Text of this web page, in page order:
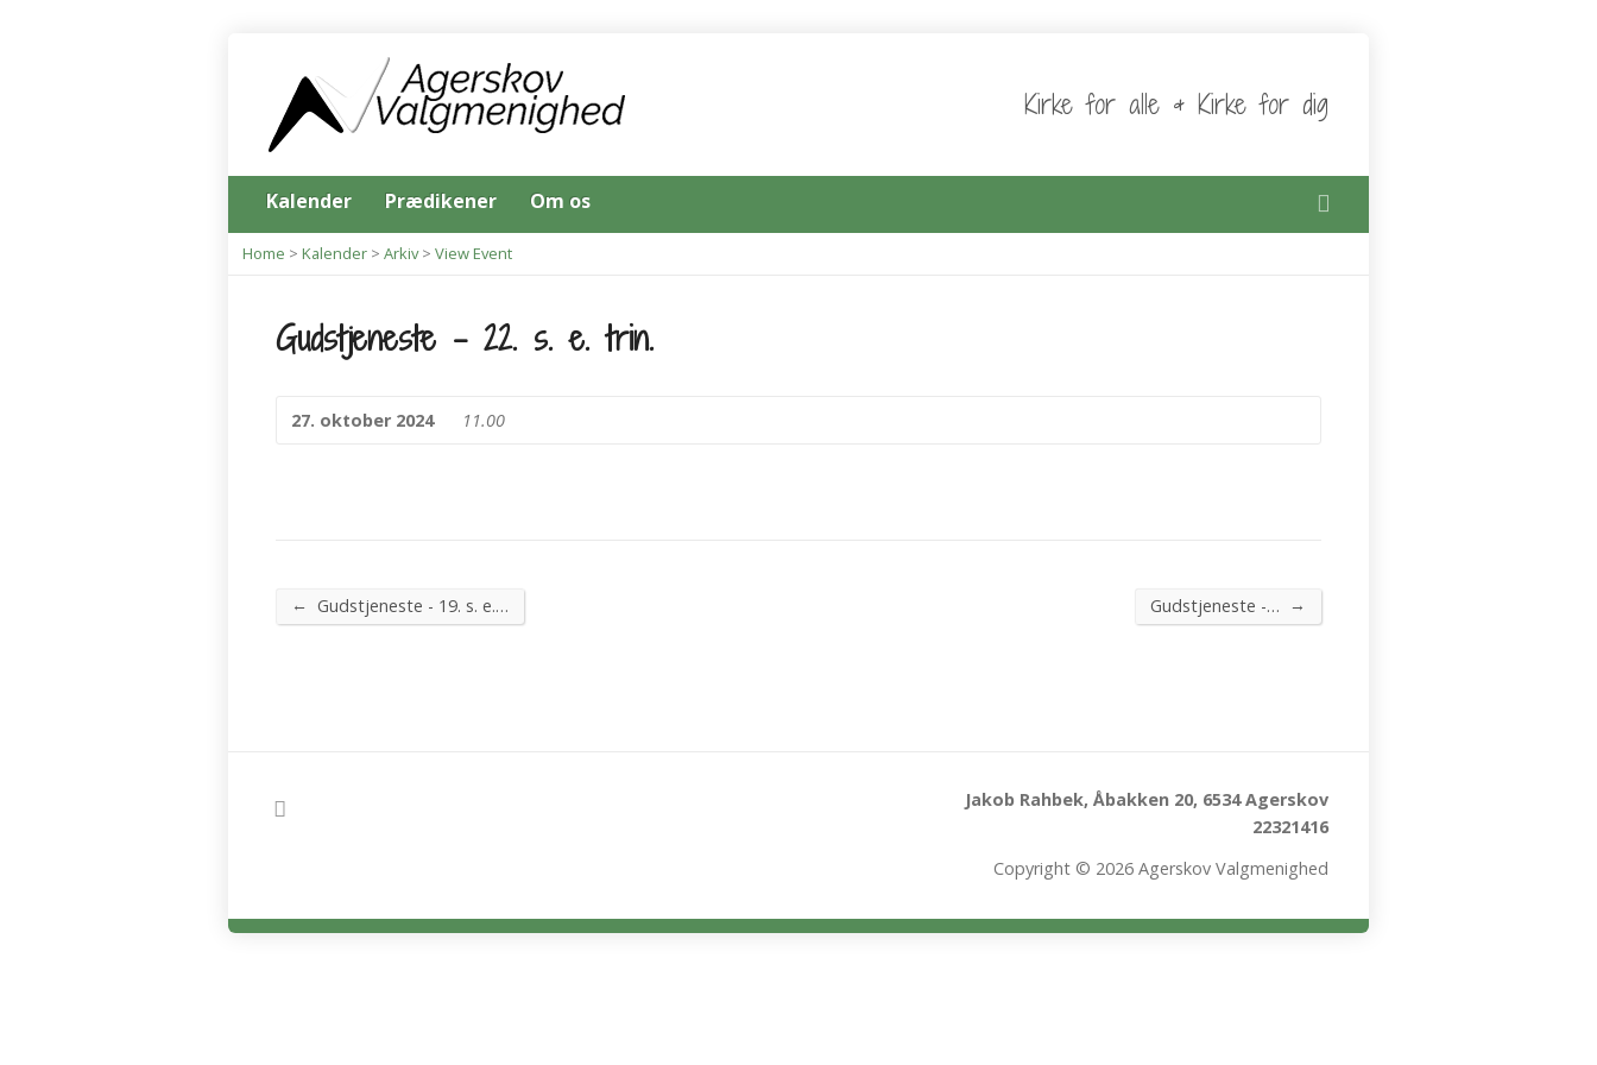
Kirke for alle & Kirke for dig
Kalender Prædikener Om os
Home > Kalender > Arkiv> View Event
Gudstjeneste – 22. s. e. trin.
27. oktober 2024 11.00
← Gudstjeneste - 19. s. e.… Gudstjeneste -… →
Jakob Rahbek, Åbakken 20, 6534 Agerskov
22321416
Copyright © 2026 Agerskov Valgmenighed